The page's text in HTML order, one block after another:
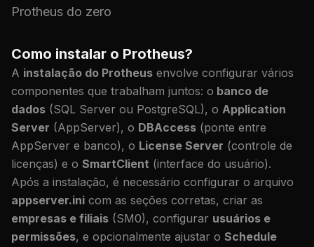
Protheus do zero
Como instalar o Protheus?
A instalação do Protheus envolve configurar vários
componentes que trabalham juntos: o banco de
dados (SQL Server ou PostgreSQL), o Application
Server (AppServer), o DBAccess (ponte entre
AppServer e banco), o License Server (controle de
licenças) e o SmartClient (interface do usuário).
Após a instalação, é necessário configurar o arquivo
appserver.ini com as seções corretas, criar as
empresas e filiais (SM0), configurar usuários e
permissões, e opcionalmente ajustar o Schedule